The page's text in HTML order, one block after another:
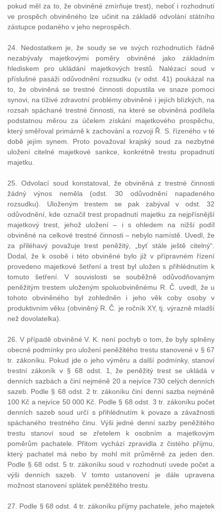
pokud měl za to, že obviněné zmírňuje trest), neboť i rozhodnutí
ve prospěch obviněného lze učinit na základě odvolání státního
zástupce podaného v jeho neprospěch.
24. Nedostatkem je, že soudy se ve svých rozhodnutích řádně
nezabývaly majetkovými poměry obviněné jako základním
hlediskem pro ukládání majetkových trestů. Nalézací soud v
příslušné pasáži odůvodnění rozsudku (v odst. 41) poukázal na
to, že obviněná se trestné činnosti dopustila ve snaze pomoci
synovi, na tíživé zdravotní problémy obviněné i jejích blízkých, na
rozsah spáchané trestné činnosti, na které se obviněná podílela
podstatnou měrou za účelem získání majetkového prospěchu,
který směřoval primárně k zachování a rozvoji Ř. S. řízeného v té
době jejím synem. Proto považoval krajský soud za nezbytné
uložení citelné majetkové sankce, konkrétně trestu propadnutí
majetku.
25. Odvolací soud konstatoval, že obviněná z trestné činnosti
žádný výnos neměla (odst. 30 odůvodnění napadeného
rozsudku). Uloženým trestem se pak zabýval v odst. 32
odůvodnění, kde označil trest propadnutí majetku za nejpřísnější
majetkový trest, jehož uložení – i s ohledem na nižší podíl
obviněné na celkové trestné činnosti – nebylo namístě. Uvedl, že
za přiléhavý považuje trest peněžitý, „byť stále ještě citelný“.
Dodal, že k osobě i této obviněné bylo již v přípravném řízení
provedeno majetkové šetření a trest byl uložen s přihlédnutím k
tomuto šetření. V souvislosti se souběžně odůvodňovaným
peněžitým trestem uloženým spoluobviněnému R. Č. uvedl, že u
tohoto obviněného byl zohledněn i jeho věk coby osoby v
produktivním věku (obviněný R. Č. je ročník XY, tj. výrazně mladší
než dovolatelka).
26. V případě obviněné V. K. není pochyb o tom, že byly splněny
obecné podmínky pro uložení peněžitého trestu stanovené v § 67
tr. zákoníku. Pokud jde o jeho výměru a další podmínky, stanoví
trestní zákoník v § 68 odst. 1, že peněžitý trest se ukládá v
denních sazbách a činí nejméně 20 a nejvíce 730 celých denních
sazeb. Podle § 68 odst. 2 tr. zákoníku činí denní sazba nejméně
100 Kč a nejvíce 50 000 Kč. Podle § 68 odst. 3 tr. zákoníku počet
denních sazeb soud určí s přihlédnutím k povaze a závažnosti
spáchaného trestného činu. Výši jedné denní sazby peněžitého
trestu stanoví soud se zřetelem k osobním a majetkovým
poměrům pachatele. Přitom vychází zpravidla z čistého příjmu,
který pachatel má nebo by mohl mít průměrně za jeden den.
Podle § 68 odst. 5 tr. zákoníku soud v rozhodnutí uvede počet a
výši denních sazeb. V tomto ustanovení je dále upravena
možnost stanovení splátek peněžitého trestu.
27. Podle § 68 odst. 4 tr. zákoníku příjmy pachatele, jeho majetek